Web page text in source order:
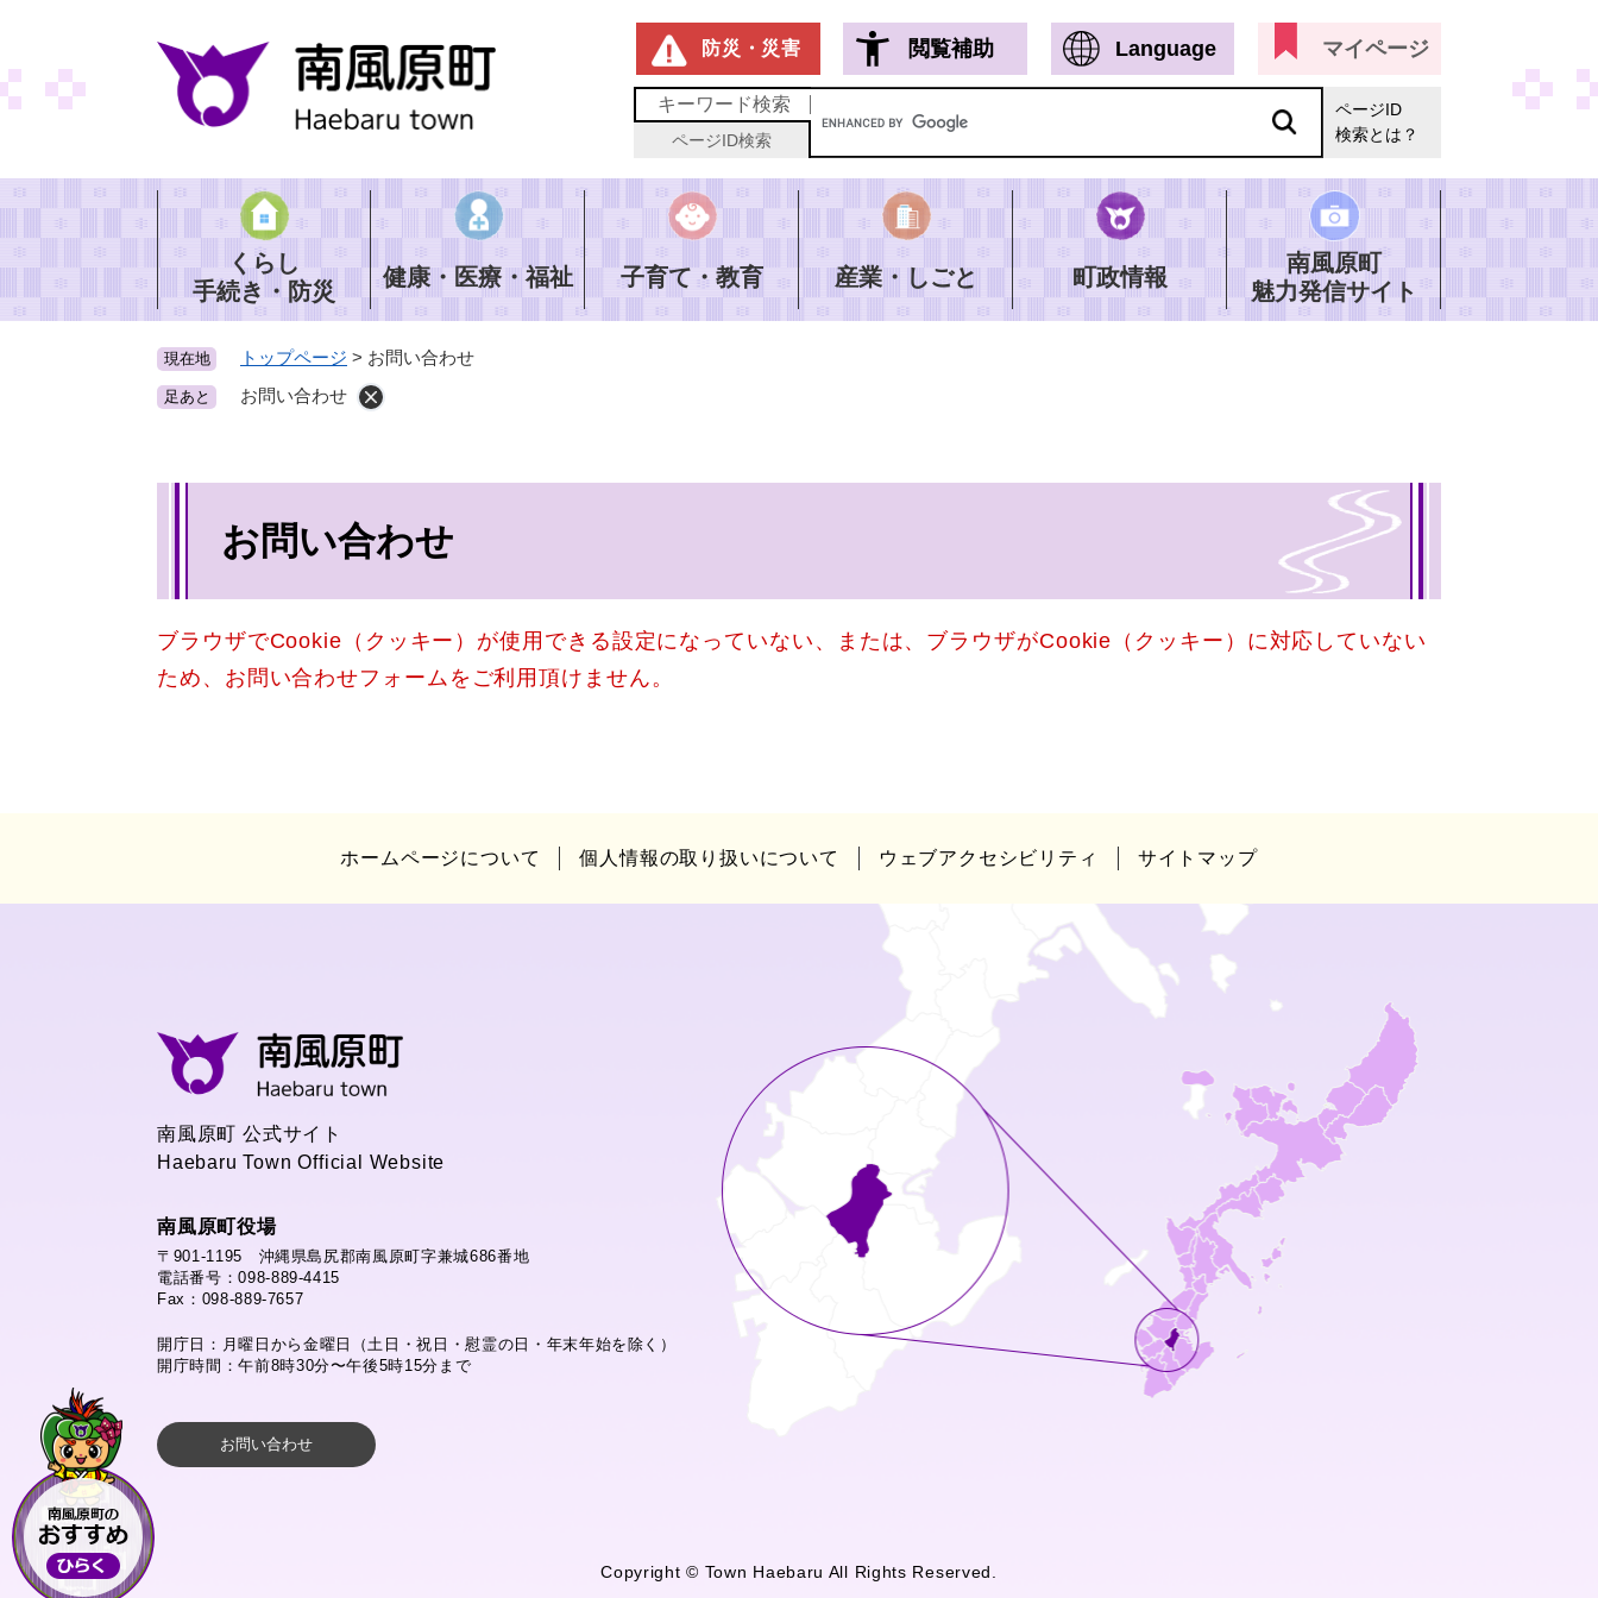
ジ
の
で
す
。
防災・災害 閲覧補助 Language マイページ
キーワード検索
ページID検索
ページID
検索とは？
くらし
手続き・防災
健康・医療・福祉 子育て・教育 産業・しごと 町政情報
南風原町
魅力発信サイト
現在地 トップページ > お問い合わせ
足あと お問い合わせ
お問い合わせ
ブラウザでCookie（クッキー）が使用できる設定になっていない、または、ブラウザがCookie（クッキー）に対応していない
ため、お問い合わせフォームをご利用頂けません。
ホームページについて 個人情報の取り扱いについて ウェブアクセシビリティ サイトマップ
南風原町 公式サイト
Haebaru Town Official Website
南風原町役場
〒901-1195 沖縄県島尻郡南風原町字兼城686番地
電話番号：098-889-4415
Fax：098-889-7657
開庁日：月曜日から金曜日（土日・祝日・慰霊の日・年末年始を除く）
開庁時間：午前8時30分〜午後5時15分まで
お問い合わせ
Copyright © Town Haebaru All Rights Reserved.